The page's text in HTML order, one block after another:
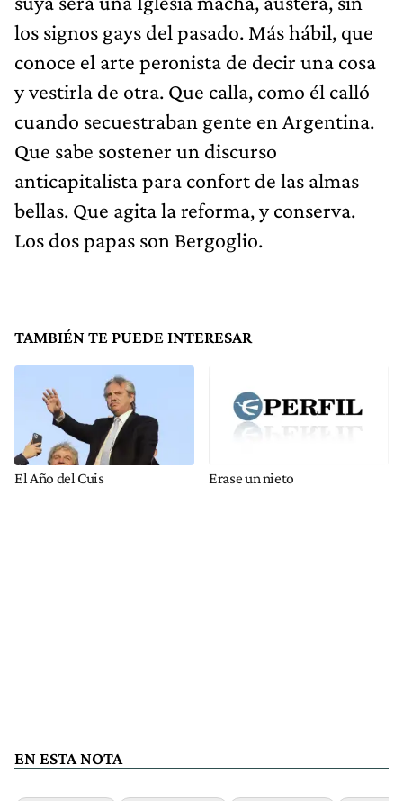
los signos gays del pasado. Más hábil, que
conoce el arte peronista de decir una cosa
y vestirla de otra. Que calla, como él calló
cuando secuestraban gente en Argentina.
Que sabe sostener un discurso
anticapitalista para confort de las almas
bellas. Que agita la reforma, y conserva.
Los dos papas son Bergoglio.
TAMBIÉN TE PUEDE INTERESAR
El Año del Cuis Erase un nieto
EN ESTA NOTA